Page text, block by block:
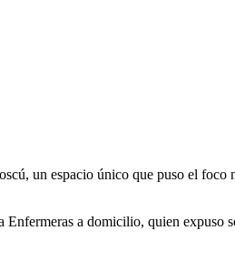
un espacio único que puso el
a domicilio, quien